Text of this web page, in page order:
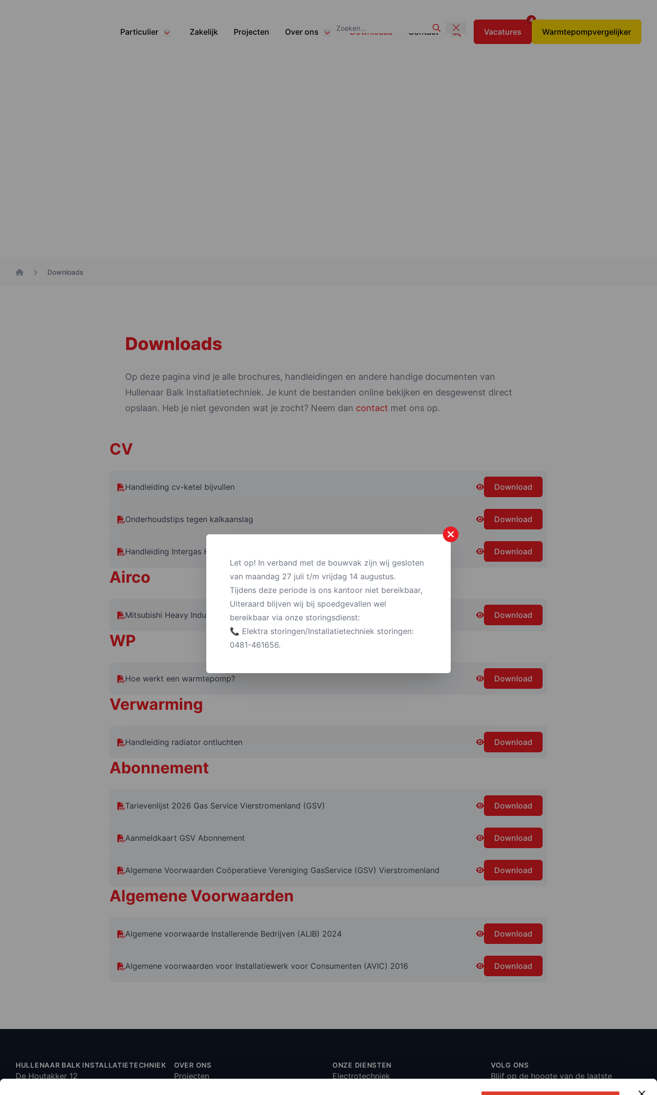
Particulier Zakelijk Projecten Over ons Downloads Contact
Zoeken: Vacatures
4
Warmtepompvergelijker
Downloads
Downloads
Op deze pagina vind je alle brochures, handleidingen en andere handige documenten van
Hullenaar Balk Installatietechniek. Je kunt de bestanden online bekijken en desgewenst direct
opslaan. Heb je niet gevonden wat je zocht? Neem dan contact met ons op.
CV
Handleiding cv-ketel bijvullen Download
Onderhoudstips tegen kalkaanslag Download
Handleiding Intergas HR 36 30 Download
Airco
Mitsubishi Heavy Industries Airco Download
WP
Hoe werkt een warmtepomp? Download
Verwarming
Handleiding radiator ontluchten Download
Abonnement
Tarievenlijst 2026 Gas Service Vierstromenland (GSV) Download
Aanmeldkaart GSV Abonnement Download
Algemene Voorwaarden Coöperatieve Vereniging GasService (GSV) Vierstromenland Download
Algemene Voorwaarden
Algemene voorwaarde Installerende Bedrijven (ALIB) 2024 Download
Algemene voorwaarden voor Installatiewerk voor Consumenten (AVIC) 2016 Download
Let op! In verband met de bouwvak zijn wij gesloten
van maandag 27 juli t/m vrijdag 14 augustus.
Tijdens deze periode is ons kantoor niet bereikbaar,
Uiteraard blijven wij bij spoedgevallen wel
bereikbaar via onze storingsdienst:
📞 Elektra storingen/Installatietechniek storingen:
0481-461656.
HULLENAAR BALK INSTALLATIETECHNIEK
De Houtakker 12
OVER ONS
Projecten
ONZE DIENSTEN
Electrotechniek
VOLG ONS
Blijf op de hoogte van de laatste